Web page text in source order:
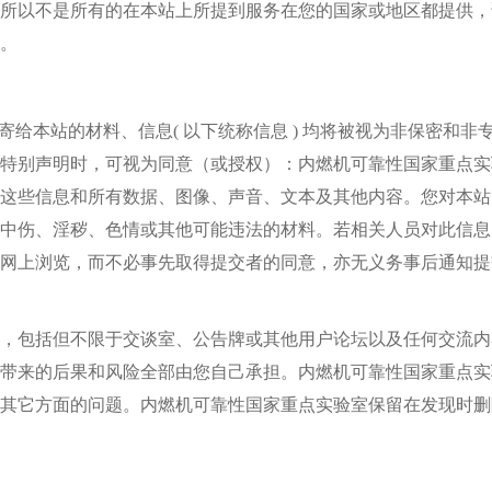
以不是所有的在本站上所提到服务在您的国家或地区都提供
给本站的材料、信息( 以下统称信息 ) 均将被视为非保密和非
声明时，可视为同意（或授权）：内燃机可靠性国家重点
些信息和所有数据、图像、声音、文本及其他内容。 您对本
、淫秽、色情或其他可能违法的材料。若相关人员对此信
上浏览，而不必事先取得提交者的同意，亦无义务事后通知
包括但不限于交谈室、公告牌或其他用户论坛以及任何交流
来的后果和风险全部由您自己承担。 内燃机可靠性国家重点
它方面的问题。 内燃机可靠性国家重点实验室保留在发现时